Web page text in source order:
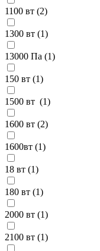
1100 вт (2)
1300 вт (1)
13000 Па (1)
150 вт (1)
1500 вт (1)
1600 вт (2)
1600вт (1)
18 вт (1)
180 вт (1)
2000 вт (1)
2100 вт (1)